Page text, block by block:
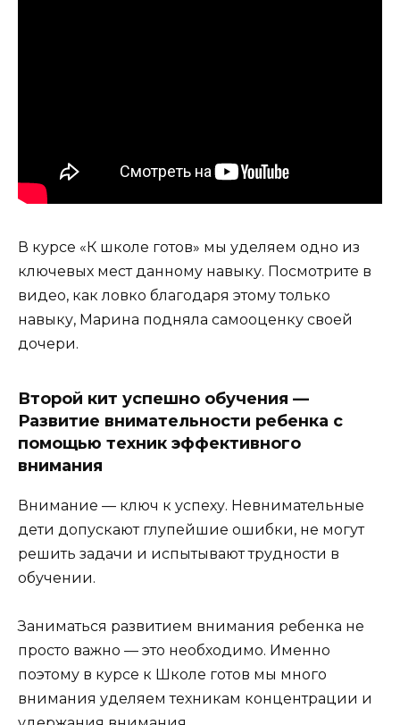
В курсе «К школе готов» мы уделяем одно из
ключевых мест данному навыку. Посмотрите в
видео, как ловко благодаря этому только
навыку, Марина подняла самооценку своей
дочери.
Второй кит успешно обучения —
Развитие внимательности ребенка с
помощью техник эффективного
внимания
Внимание — ключ к успеху. Невнимательные
дети допускают глупейшие ошибки, не могут
решить задачи и испытывают трудности в
обучении.
Заниматься развитием внимания ребенка не
просто важно — это необходимо. Именно
поэтому в курсе к Школе готов мы много
внимания уделяем техникам концентрации и